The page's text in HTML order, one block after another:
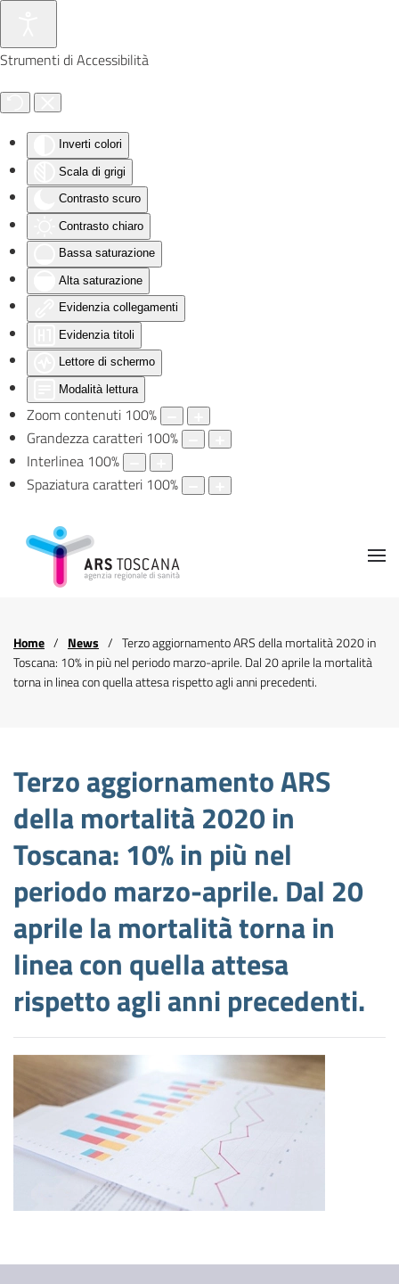
Strumenti di Accessibilità
Inverti colori
Scala di grigi
Contrasto scuro
Contrasto chiaro
Bassa saturazione
Alta saturazione
Evidenzia collegamenti
Evidenzia titoli
Lettore di schermo
Modalità lettura
Zoom contenuti 100%
Grandezza caratteri 100%
Interlinea 100%
Spaziatura caratteri 100%
Skip to main content
Home News
Terzo aggiornamento ARS della mortalità 2020 in
Toscana: 10% in più nel periodo marzo-aprile. Dal 20 aprile la mortalità
torna in linea con quella attesa rispetto agli anni precedenti.
Terzo aggiornamento ARS
della mortalità 2020 in
Toscana: 10% in più nel
periodo marzo-aprile. Dal 20
aprile la mortalità torna in
linea con quella attesa
rispetto agli anni precedenti.